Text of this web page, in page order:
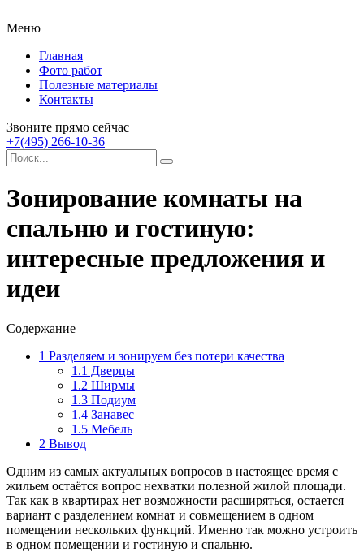
Меню
Главная
Фото работ
Полезные материалы
Контакты
Звоните прямо сейчас
+7(495) 266-10-36
Зонирование комнаты на
спальню и гостиную:
интересные предложения и
идеи
Содержание
1 Разделяем и зонируем без потери качества
1.1 Дверцы
1.2 Ширмы
1.3 Подиум
1.4 Занавес
1.5 Мебель
2 Вывод
Одним из самых актуальных вопросов в настоящее время с
жильем остаётся вопрос нехватки полезной жилой площади.
Так как в квартирах нет возможности расширяться, остается
вариант с разделением комнат и совмещением в одном
помещении нескольких функций. Именно так можно устроить
в одном помещении и гостиную и спальню.